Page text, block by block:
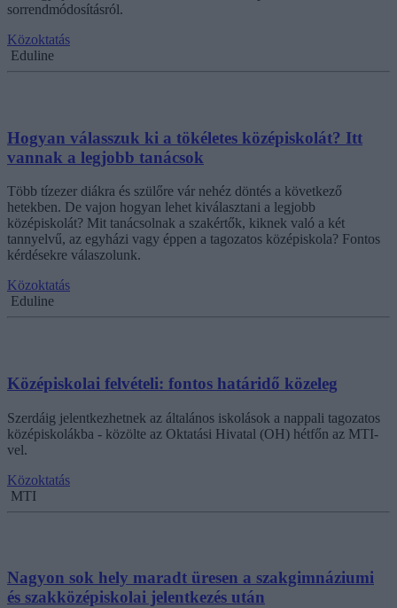
sorrendmódosításról.
Közoktatás
Eduline
Hogyan válasszuk ki a tökéletes középiskolát? Itt
vannak a legjobb tanácsok
Több tízezer diákra és szülőre vár nehéz döntés a következő
hetekben. De vajon hogyan lehet kiválasztani a legjobb
középiskolát? Mit tanácsolnak a szakértők, kiknek való a két
tannyelvű, az egyházi vagy éppen a tagozatos középiskola? Fontos
kérdésekre válaszolunk.
Közoktatás
Eduline
Középiskolai felvételi: fontos határidő közeleg
Szerdáig jelentkezhetnek az általános iskolások a nappali tagozatos
középiskolákba - közölte az Oktatási Hivatal (OH) hétfőn az MTI-
vel.
Közoktatás
MTI
Nagyon sok hely maradt üresen a szakgimnáziumi
és szakközépiskolai jelentkezés után